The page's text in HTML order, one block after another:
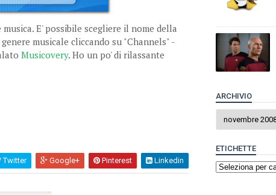
E' possibile scegliere il nome della
musicale cliccando su "Channels" -
Musicovery. Ho un po' di rilassante
Twitter Google+ Pinterest Linkedin
ARCHIVIO
ETICHETTE